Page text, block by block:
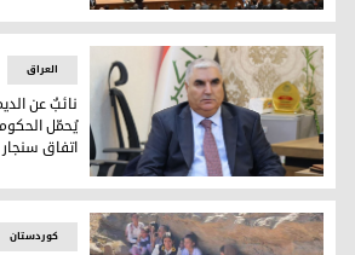
أخفق البرلمان في عقد جلسة انتخاب
نائبٌ عن الديمقراطي الكوردستاني
العراق
نائبٌ عن
يُحمّل
اتفاق سنجار
کوردستان